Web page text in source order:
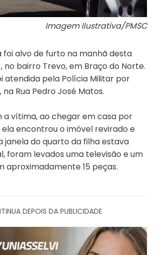
Imagem Ilustrativa/PMSC
foi alvo de furto na manhã desta
no bairro Trevo, em Braço do Norte.
atendida pela Polícia Militar por
na Rua Pedro José Matos.
a vítima, ao chegar em casa por
ela encontrou o imóvel revirado e
janela do quarto da filha estava
foram levados uma televisão e um
aproximadamente 15 peças.
DEPOIS DA PUBLICIDADE